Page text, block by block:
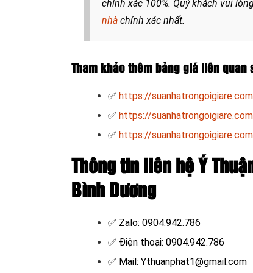
chính xác 100%. Quý khách vui
nhà chính xác nhất.
Tham khảo thêm bảng giá liên quan
✅ https://
✅ https://
✅ https://
Thông tin liên hệ Ý
Bình Dương
✅ Zalo: 0904.942.786
✅ Điện thoại: 0904.942.786
✅ Mail: Ythuanphat1@gmail.com